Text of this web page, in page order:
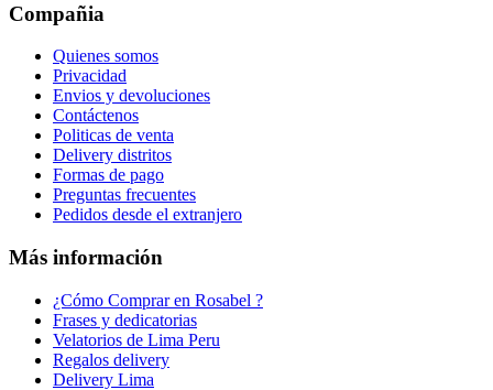
Compañia
Quienes somos
Privacidad
Envios y devoluciones
Contáctenos
Politicas de venta
Delivery distritos
Formas de pago
Preguntas frecuentes
Pedidos desde el extranjero
Más información
¿Cómo Comprar en Rosabel ?
Frases y dedicatorias
Velatorios de Lima Peru
Regalos delivery
Delivery Lima